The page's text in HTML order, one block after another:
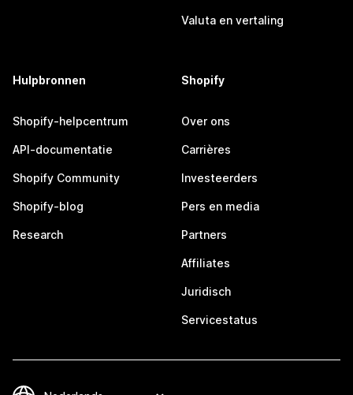
Valuta en vertaling
Hulpbronnen
Shopify-helpcentrum
API-documentatie
Shopify Community
Shopify-blog
Research
Shopify
Over ons
Carrières
Investeerders
Pers en media
Partners
Affiliates
Juridisch
Servicestatus